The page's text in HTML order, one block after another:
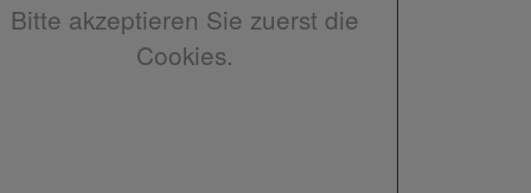
Bitte akzeptieren Sie zuerst die
Cookies.